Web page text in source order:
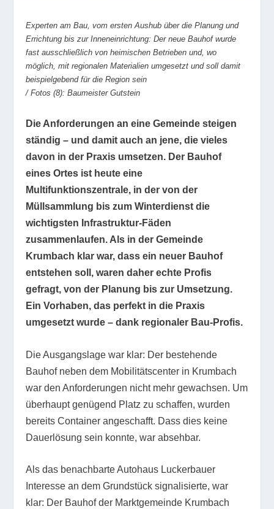
Experten am Bau, vom ersten Aushub über die Planung und
Errichtung bis zur Inneneinrichtung: Der neue Bauhof wurde
fast ausschließlich von heimischen Betrieben und, wo
möglich, mit regionalen Materialien umgesetzt und soll damit
beispielgebend für die Region sein
/ Fotos (8): Baumeister Gutstein
Die Anforderungen an eine Gemeinde steigen
ständig – und damit auch an jene, die vieles
davon in der Praxis umsetzen. Der Bauhof
eines Ortes ist heute eine
Multifunktionszentrale, in der von der
Müllsammlung bis zum Winterdienst die
wichtigsten Infrastruktur-Fäden
zusammenlaufen. Als in der Gemeinde
Krumbach klar war, dass ein neuer Bauhof
entstehen soll, waren daher echte Profis
gefragt, von der Planung bis zur Umsetzung.
Ein Vorhaben, das perfekt in die Praxis
umgesetzt wurde – dank regionaler Bau-Profis.
Die Ausgangslage war klar: Der bestehende
Bauhof neben dem Mobilitätscenter in Krumbach
war den Anforderungen nicht mehr gewachsen. Um
überhaupt genügend Platz zu schaffen, wurden
bereits Container angeschafft. Dass dies keine
Dauerlösung sein konnte, war absehbar.
Als das benachbarte Autohaus Luckerbauer
Interesse an dem Grundstück signalisierte, war
klar: Der Bauhof der Marktgemeinde Krumbach